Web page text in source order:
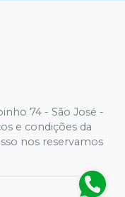
74 - São José -
e condições da
nos reservamos